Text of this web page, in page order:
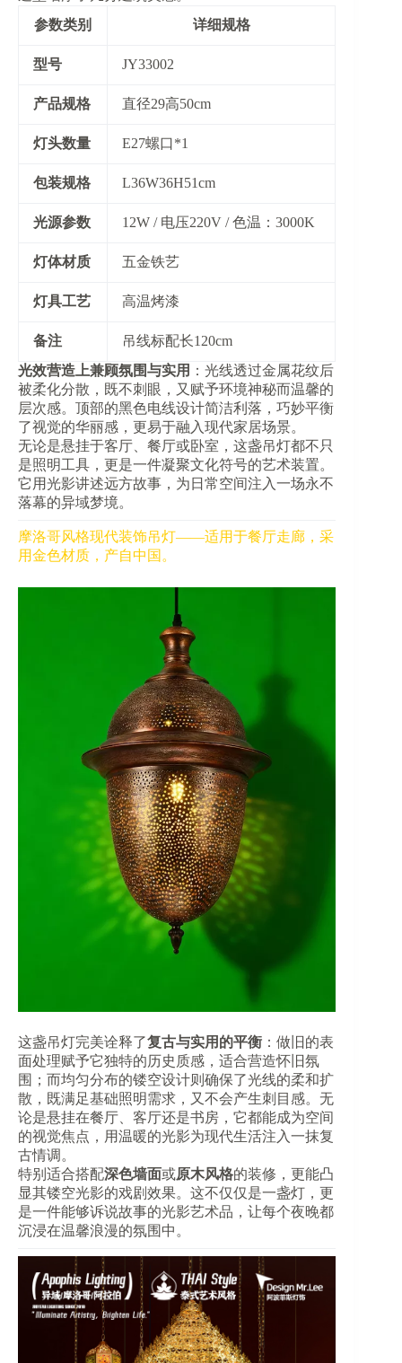
参数类别
详细规格
​型号​ JY33002
​产品规格​ 直径29高50cm
​灯头数量​ E27螺口*1
​包装规格​ L36W36H51cm
​光源参数​ 12W / 电压220V / 色温：3000K
​灯体材质​ 五金铁艺
​灯具工艺​ 高温烤漆
​备注​
吊线标配长120cm
​光效营造上兼顾氛围与实用​ ​：光线透过金属花纹后
被柔化分散，既不刺眼，又赋予环境神秘而温馨的
层次感。顶部的黑色电线设计简洁利落，巧妙平衡
了视觉的华丽感，更易于融入现代家居场景。
无论是悬挂于客厅、餐厅或卧室，这盏吊灯都不只
是照明工具，更是一件凝聚文化符号的艺术装置。
它用光影讲述远方故事，为日常空间注入一场永不
落幕的异域梦境。
摩洛哥风格现代装饰吊灯——适用于餐厅走廊，采
用金色材质，产自中国。
这盏吊灯完美诠释了​​复古与实用的平衡​ ​：做旧的表
面处理赋予它独特的历史质感，适合营造怀旧氛
围；而均匀分布的镂空设计则确保了光线的柔和扩
散，既满足基础照明需求，又不会产生刺目感。无
论是悬挂在餐厅、客厅还是书房，它都能成为空间
的视觉焦点，用温暖的光影为现代生活注入一抹复
古情调。
特别适合搭配​​深色墙面​​或​​原木风格​​的装修，更能凸
显其镂空光影的戏剧效果。这不仅仅是一盏灯，更
是一件能够诉说故事的光影艺术品，让每个夜晚都
沉浸在温馨浪漫的氛围中。